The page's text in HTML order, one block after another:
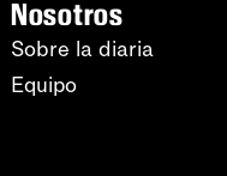
Nosotros
Sobre la diaria
Equipo